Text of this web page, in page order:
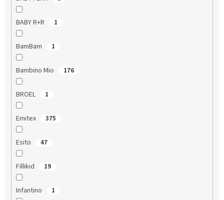
BABY R+R 1
BamBam 1
Bambino Mio 176
BROEL 1
Emitex 375
Esito 47
Fillikid 19
Infantino 1